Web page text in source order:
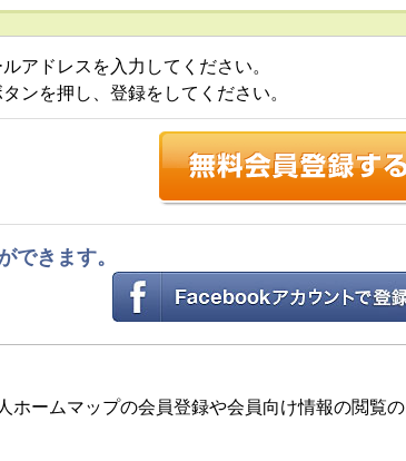
アドレスを入力してください。
ンを押し、登録をしてください。
きます。
ホームマップの会員登録や会員向け情報の閲覧の